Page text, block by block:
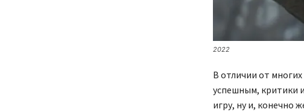
2022
В отличии от
успешным, критики
игру, ну и, конечно